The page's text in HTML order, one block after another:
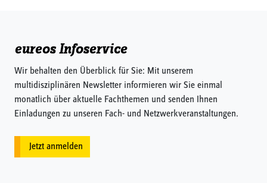
eureos Infoservice
Wir behalten den Überblick für Sie: Mit unserem
multidisziplinären Newsletter informieren wir Sie einmal
monatlich über aktuelle Fachthemen und senden Ihnen
Einladungen zu unseren Fach- und Netzwerkveranstaltungen.
Jetzt anmelden